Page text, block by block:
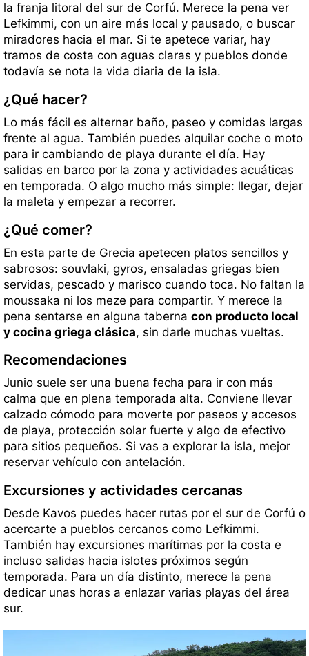
la franja litoral del sur de Corfú. Merece la pena ver
Lefkimmi, con un aire más local y pausado, o buscar
miradores hacia el mar. Si te apetece variar, hay
tramos de costa con aguas claras y pueblos donde
todavía se nota la vida diaria de la isla.
¿Qué hacer?
Lo más fácil es alternar baño, paseo y comidas largas
frente al agua. También puedes alquilar coche o moto
para ir cambiando de playa durante el día. Hay
salidas en barco por la zona y actividades acuáticas
en temporada. O algo mucho más simple: llegar, dejar
la maleta y empezar a recorrer.
¿Qué comer?
En esta parte de Grecia apetecen platos sencillos y
sabrosos: souvlaki, gyros, ensaladas griegas bien
servidas, pescado y marisco cuando toca. No faltan la
moussaka ni los meze para compartir. Y merece la
pena sentarse en alguna taberna con producto local
y cocina griega clásica, sin darle muchas vueltas.
Recomendaciones
Junio suele ser una buena fecha para ir con más
calma que en plena temporada alta. Conviene llevar
calzado cómodo para moverte por paseos y accesos
de playa, protección solar fuerte y algo de efectivo
para sitios pequeños. Si vas a explorar la isla, mejor
reservar vehículo con antelación.
Excursiones y actividades cercanas
Desde Kavos puedes hacer rutas por el sur de Corfú o
acercarte a pueblos cercanos como Lefkimmi.
También hay excursiones marítimas por la costa e
incluso salidas hacia islotes próximos según
temporada. Para un día distinto, merece la pena
dedicar unas horas a enlazar varias playas del área
sur.